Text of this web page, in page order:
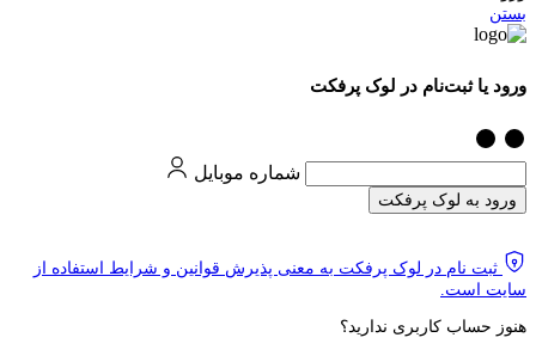
بستن
ورود یا ثبت‌نام در لوک پرفکت
شماره موبایل
ورود به لوک پرفکت
ثبت نام در لوک پرفکت به معنی پذیرش قوانین و شرایط استفاده از
سایت است.
هنوز حساب کاربری ندارید؟